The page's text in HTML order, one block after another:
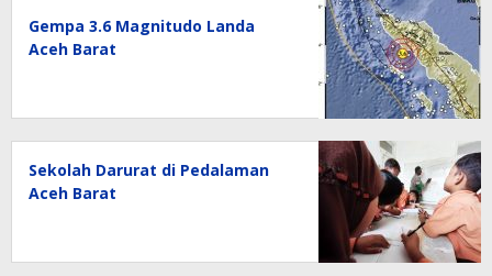
Gempa 3.6 Magnitudo Landa
Aceh Barat
Sekolah Darurat di Pedalaman
Aceh Barat